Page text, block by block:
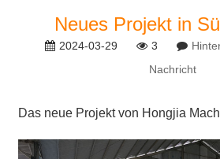
Neues Projekt in
2024-03-29 3
Nachricht
Das neue Projekt von Hongjia